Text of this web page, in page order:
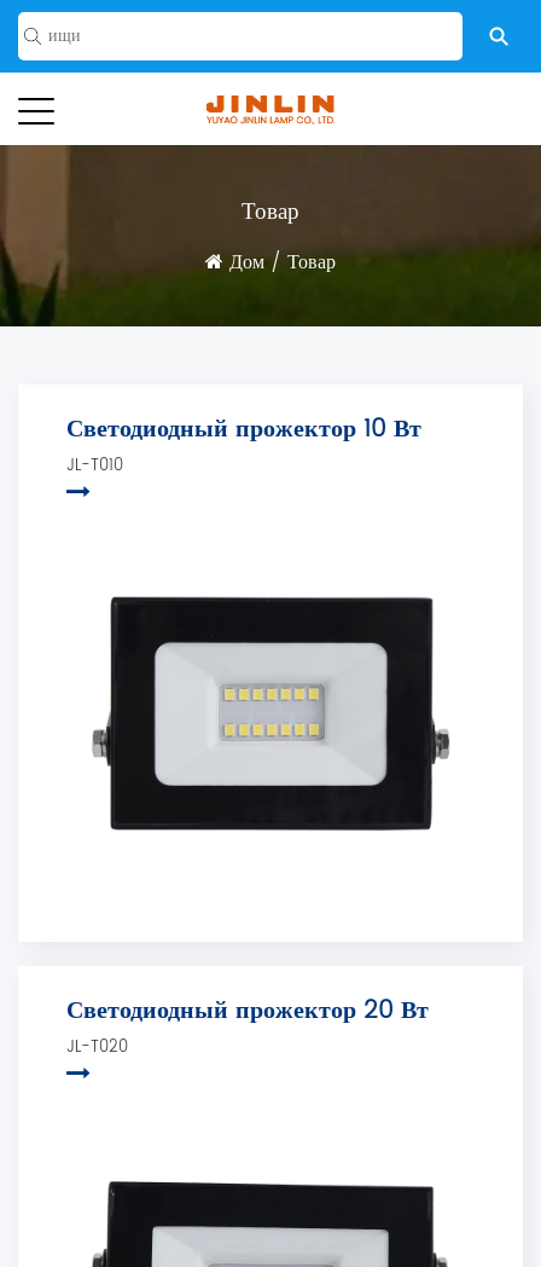
Товар
Дом/Товар
Светодиодный прожектор 10 Вт
JL-T010
Светодиодный прожектор 20 Вт
JL-T020